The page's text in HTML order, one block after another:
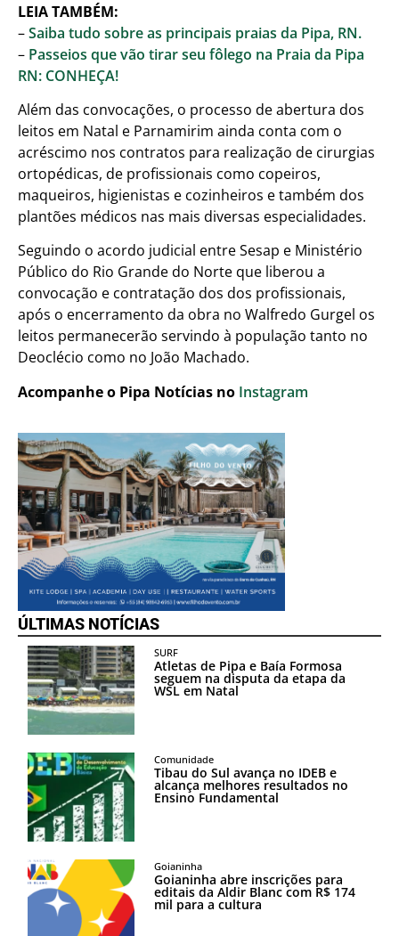
LEIA TAMBÉM:
–Saiba tudo sobre as principais praias da Pipa, RN.
– Passeios que vão tirar seu fôlego na Praia da Pipa
RN: CONHEÇA!
Além das convocações, o processo de abertura dos
leitos em Natal e Parnamirim ainda conta com o
acréscimo nos contratos para realização de cirurgias
ortopédicas, de profissionais como copeiros,
maqueiros, higienistas e cozinheiros e também dos
plantões médicos nas mais diversas especialidades.
Seguindo o acordo judicial entre Sesap e Ministério
Público do Rio Grande do Norte que liberou a
convocação e contratação dos dos profissionais,
após o encerramento da obra no Walfredo Gurgel os
leitos permanecerão servindo à população tanto no
Deoclécio como no João Machado.
Acompanhe o Pipa Notícias no Instagram
ÚLTIMAS NOTÍCIAS
SURF
Atletas de Pipa e Baía Formosa
seguem na disputa da etapa da
WSL em Natal
Comunidade
Tibau do Sul avança no IDEB e
alcança melhores resultados no
Ensino Fundamental
Goianinha
Goianinha abre inscrições para
editais da Aldir Blanc com R$ 174
mil para a cultura